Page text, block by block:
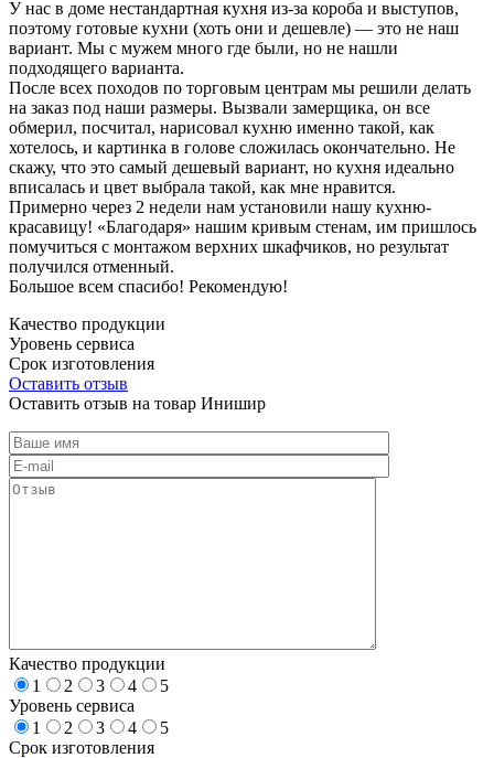
У нас в доме нестандартная кухня из-за короба и выступов,
поэтому готовые кухни (хоть они и дешевле) — это не наш
вариант. Мы с мужем много где были, но не нашли
подходящего варианта.
После всех походов по торговым центрам мы решили делать
на заказ под наши размеры. Вызвали замерщика, он все
обмерил, посчитал, нарисовал кухню именно такой, как
хотелось, и картинка в голове сложилась окончательно. Не
скажу, что это самый дешевый вариант, но кухня идеально
вписалась и цвет выбрала такой, как мне нравится.
Примерно через 2 недели нам установили нашу кухню-
красавицу! «Благодаря» нашим кривым стенам, им пришлось
помучиться с монтажом верхних шкафчиков, но результат
получился отменный.
Большое всем спасибо! Рекомендую!
Качество продукции
Уровень сервиса
Срок изготовления
Оставить отзыв
Оставить отзыв на товар Инишир
Качество продукции
1
2 3 4
5
Уровень сервиса
1
2 3 4
5
Срок изготовления